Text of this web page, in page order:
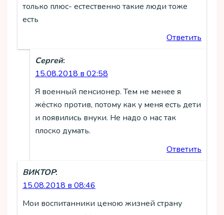
только плюс- естественно такие люди тоже
есть
Ответить
Сергей:
15.08.2018 в 02:58
Я военный пенсионер. Тем не менее я
жёстко против, потому как у меня есть дети
и появились внуки. Не надо о нас так
плоско думать.
Ответить
ВИКТОР:
15.08.2018 в 08:46
Мои воспитанники ценою жизней страну